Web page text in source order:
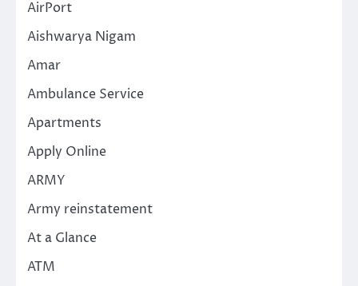
AirPort
Aishwarya Nigam
Amar
Ambulance Service
Apartments
Apply Online
ARMY
Army reinstatement
At a Glance
ATM